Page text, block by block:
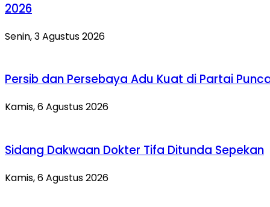
2026
Senin, 3 Agustus 2026
Persib dan Persebaya Adu Kuat di Partai
Kamis, 6 Agustus 2026
Sidang Dakwaan Dokter Tifa Ditunda Sepekan
Kamis, 6 Agustus 2026